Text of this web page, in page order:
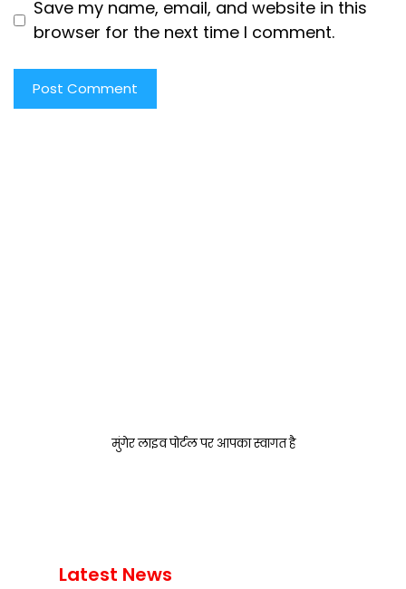
Save my name, email, and website in this
browser for the next time I comment.
मुंगेर लाइव पोर्टल पर आपका स्वागत है
Latest News